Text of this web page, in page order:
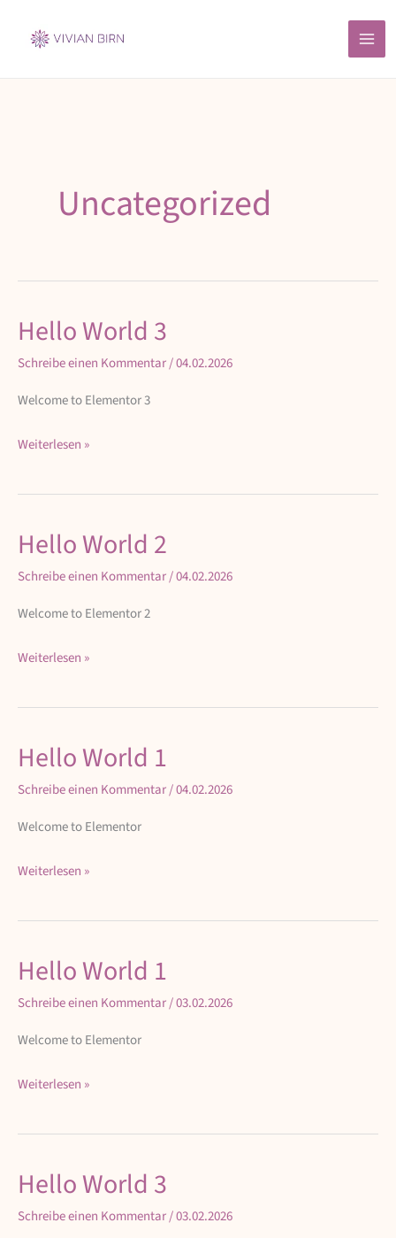
Inhalt
Uncategorized
Hello World 3
Schreibe einen Kommentar/04.02.2026
Welcome to Elementor 3
Hello
3
Weiterlesen »
Hello World 2
Schreibe einen Kommentar/04.02.2026
Welcome to Elementor 2
Hello
2
Weiterlesen »
Hello World 1
Schreibe einen Kommentar/04.02.2026
Welcome to Elementor
Hello
1
Weiterlesen »
Hello World 1
Schreibe einen Kommentar/03.02.2026
Welcome to Elementor
Hello
1
Weiterlesen »
Hello World 3
Schreibe einen Kommentar/03.02.2026
Hello
3